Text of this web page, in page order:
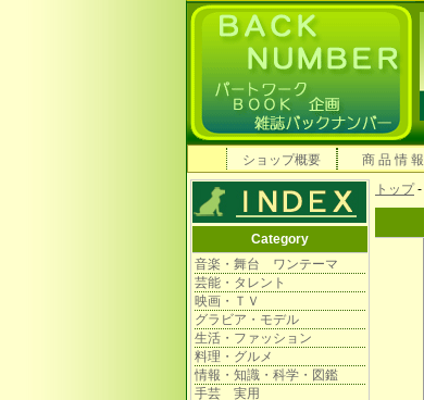
ショップ概要
商 品 情 報
Category
音楽・舞台 ワンテーマ
芸能・タレント
映画・ＴＶ
グラビア・モデル
生活・ファッション
料理・グルメ
情報・知識・科学・図鑑
手芸 実用
トップ-